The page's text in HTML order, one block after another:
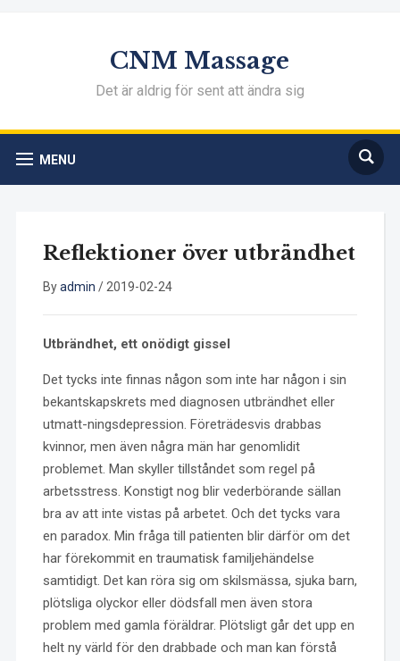
CNM Massage
Det är aldrig för sent att ändra sig
MENU
Reflektioner över utbrändhet
Byadmin / 2019-02-24
Utbrändhet, ett onödigt gissel
Det tycks inte finnas någon som inte har någon i sin
bekantskapskrets med diagnosen utbrändhet eller
utmatt-ningsdepression. Företrädesvis drabbas
kvinnor, men även några män har genomlidit
problemet. Man skyller tillståndet som regel på
arbetsstress. Konstigt nog blir vederbörande sällan
bra av att inte vistas på arbetet. Och det tycks vara
en paradox. Min fråga till patienten blir därför om det
har förekommit en traumatisk familjehändelse
samtidigt. Det kan röra sig om skilsmässa, sjuka barn,
plötsliga olyckor eller dödsfall men även stora
problem med gamla föräldrar. Plötsligt går det upp en
helt ny värld för den drabbade och man kan förstå